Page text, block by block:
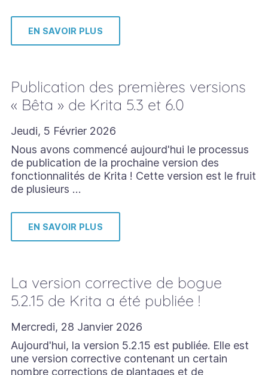
EN SAVOIR PLUS
Publication des premières versions
« Bêta » de Krita 5.3 et 6.0
Jeudi, 5 Février 2026
Nous avons commencé aujourd'hui le processus
de publication de la prochaine version des
fonctionnalités de Krita ! Cette version est le fruit
de plusieurs …
EN SAVOIR PLUS
La version corrective de bogue
5.2.15 de Krita a été publiée !
Mercredi, 28 Janvier 2026
Aujourd'hui, la version 5.2.15 est publiée. Elle est
une version corrective contenant un certain
nombre corrections de plantages et de